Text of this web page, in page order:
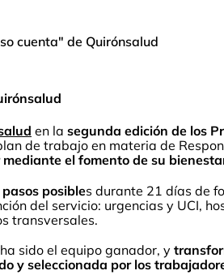
cuenta" de Quirónsalud
en la segunda edición de los
de trabajo en materia de
el fomento de su
posibles durante 21 días de
del servicio: urgencias y UCI,
transversales.
sido el equipo ganador, y
y seleccionada por los